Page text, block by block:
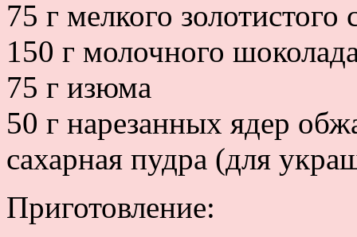
75 г мелкого золотистого
150 г молочного
75 г изюма
50 г нарезанных ядер
сахарная пудра (для
Приготовление: